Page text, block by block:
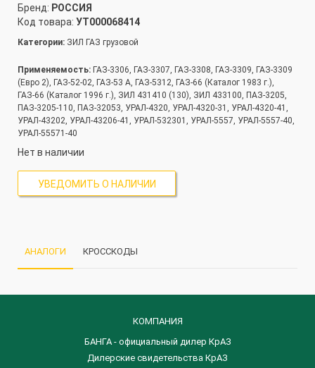
Бренд: РОССИЯ
Код товара: УТ000068414
Категории: ЗИЛ ГАЗ грузовой
Применяемость: ГАЗ-3306, ГАЗ-3307, ГАЗ-3308, ГАЗ-3309, ГАЗ-3309
(Евро 2), ГАЗ-52-02, ГАЗ-53 А, ГАЗ-5312, ГАЗ-66 (Каталог 1983 г.),
ГАЗ-66 (Каталог 1996 г.), ЗИЛ 431410 (130), ЗИЛ 433100, ПАЗ-3205,
ПАЗ-3205-110, ПАЗ-32053, УРАЛ-4320, УРАЛ-4320-31, УРАЛ-4320-41,
УРАЛ-43202, УРАЛ-43206-41, УРАЛ-532301, УРАЛ-5557, УРАЛ-5557-40,
УРАЛ-55571-40
Нет в наличии
УВЕДОМИТЬ О НАЛИЧИИ
АНАЛОГИ КРОССКОДЫ
КОМПАНИЯ
БАНГА - официальный дилер КрАЗ
Дилерские свидетельства КрАЗ